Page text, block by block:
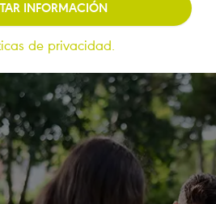
INFORMACIÓN
de privacidad.